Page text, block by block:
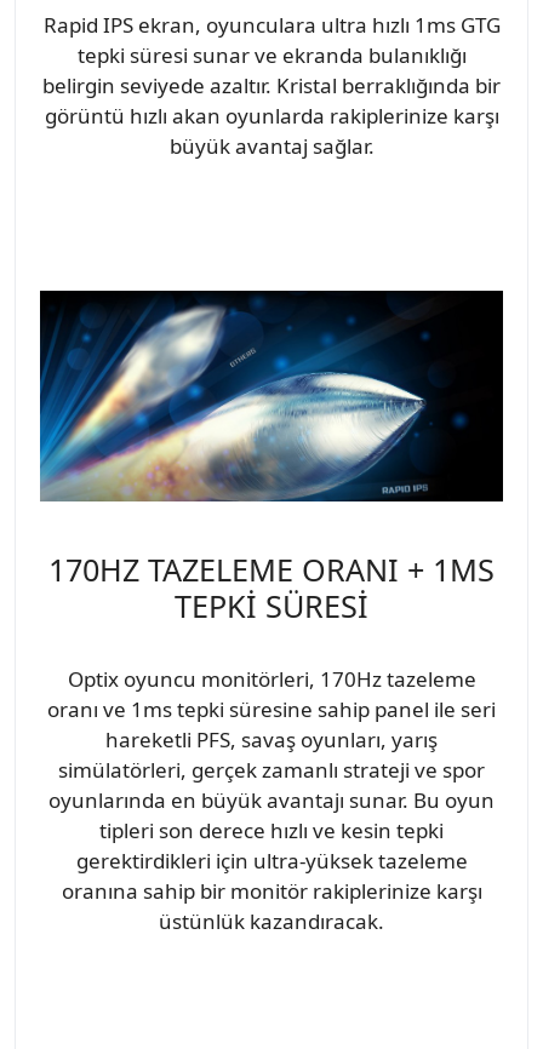
Rapid IPS ekran, oyunculara ultra hızlı 1ms GTG
tepki süresi sunar ve ekranda bulanıklığı
belirgin seviyede azaltır. Kristal berraklığında bir
görüntü hızlı akan oyunlarda rakiplerinize karşı
büyük avantaj sağlar.
170HZ TAZELEME ORANI + 1MS
TEPKİ SÜRESİ
Optix oyuncu monitörleri, 170Hz tazeleme
oranı ve 1ms tepki süresine sahip panel ile seri
hareketli PFS, savaş oyunları, yarış
simülatörleri, gerçek zamanlı strateji ve spor
oyunlarında en büyük avantajı sunar. Bu oyun
tipleri son derece hızlı ve kesin tepki
gerektirdikleri için ultra-yüksek tazeleme
oranına sahip bir monitör rakiplerinize karşı
üstünlük kazandıracak.